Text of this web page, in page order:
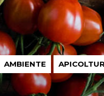
AMBIENTE